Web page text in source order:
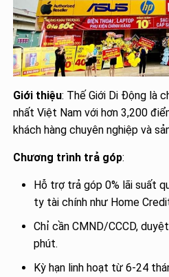
Giới thiệu: Thế Giới Di Động là
nhất Việt Nam với hơn 3,200
khách hàng chuyên nghiệp và
Chương trình trả góp:
Hỗ trợ trả góp 0% lãi suất
ty tài chính như Home
Chỉ cần CMND/CCCD,
phút.
Kỳ hạn linh hoạt từ 6-24